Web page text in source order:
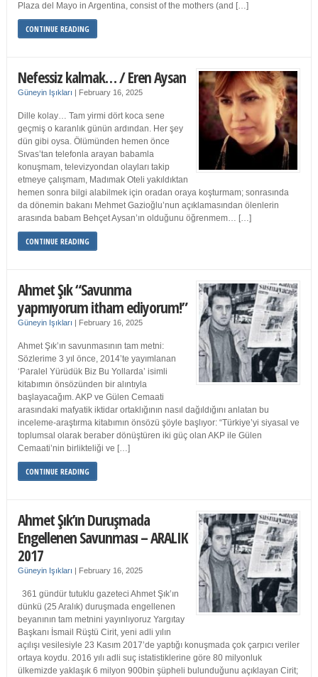
Plaza del Mayo in Argentina, consist of the mothers (and […]
CONTINUE READING
Nefessiz kalmak… / Eren Aysan
Güneyin Işıkları | February 16, 2025
Dille kolay… Tam yirmi dört koca sene
geçmiş o karanlık günün ardından. Her şey
dün gibi oysa. Ölümünden hemen önce
Sıvas’tan telefonla arayan babamla
konuşmam, televizyondan olayları takip
etmeye çalışmam, Madımak Oteli yakıldıktan
hemen sonra bilgi alabilmek için oradan oraya koşturmam; sonrasında
da dönemin bakanı Mehmet Gazioğlu’nun açıklamasından ölenlerin
arasında babam Behçet Aysan’ın olduğunu öğrenmem… […]
CONTINUE READING
Ahmet Şık “Savunma
yapmıyorum itham ediyorum!”
Güneyin Işıkları | February 16, 2025
Ahmet Şık’ın savunmasının tam metni:
Sözlerime 3 yıl önce, 2014’te yayımlanan
‘Paralel Yürüdük Biz Bu Yollarda’ isimli
kitabımın önsözünden bir alıntıyla
başlayacağım. AKP ve Gülen Cemaati
arasındaki mafyatik iktidar ortaklığının nasıl dağıldığını anlatan bu
inceleme-araştırma kitabımın önsözü şöyle başlıyor: “Türkiye’yi siyasal ve
toplumsal olarak beraber dönüştüren iki güç olan AKP ile Gülen
Cemaati’nin birlikteliği ve […]
CONTINUE READING
Ahmet Şık’ın Duruşmada
Engellenen Savunması – ARALIK
2017
Güneyin Işıkları | February 16, 2025
361 gündür tutuklu gazeteci Ahmet Şık’ın
dünkü (25 Aralık) duruşmada engellenen
beyanının tam metnini yayınlıyoruz Yargıtay
Başkanı İsmail Rüştü Cirit, yeni adli yılın
açılışı vesilesiyle 23 Kasım 2017’de yaptığı konuşmada çok çarpıcı veriler
ortaya koydu. 2016 yılı adli suç istatistiklerine göre 80 milyonluk
ülkemizde yaklaşık 6 milyon 900bin şüpheli bulunduğunu açıklayan Cirit;